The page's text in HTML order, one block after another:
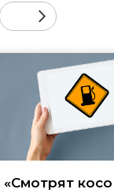
«Смотрят